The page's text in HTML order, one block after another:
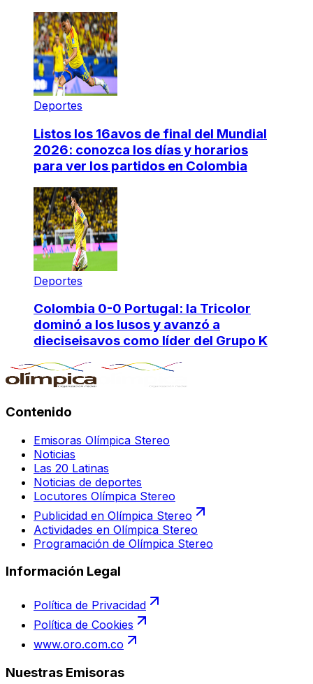
Deportes
Listos los 16avos de final del Mundial
2026: conozca los días y horarios
para ver los partidos en Colombia
Deportes
Colombia 0-0 Portugal: la Tricolor
dominó a los lusos y avanzó a
dieciseisavos como líder del Grupo K
Contenido
Emisoras Olímpica Stereo
Noticias
Las 20 Latinas
Noticias de deportes
Locutores Olímpica Stereo
Publicidad en Olímpica Stereo
Actividades en Olímpica Stereo
Programación de Olímpica Stereo
Información Legal
Política de Privacidad
Política de Cookies
www.oro.com.co
Nuestras Emisoras